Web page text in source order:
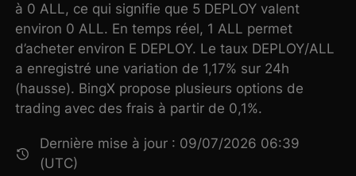
à 0 ALL, ce qui signifie que 5 DEPLOY valent
environ 0 ALL. En temps réel, 1 ALL permet
d’acheter environ E DEPLOY. Le taux DEPLOY/ALL
a enregistré une variation de 1,17% sur 24h
(hausse). BingX propose plusieurs options de
trading avec des frais à partir de 0,1%.
Dernière mise à jour : 09/07/2026 06:39
(UTC)